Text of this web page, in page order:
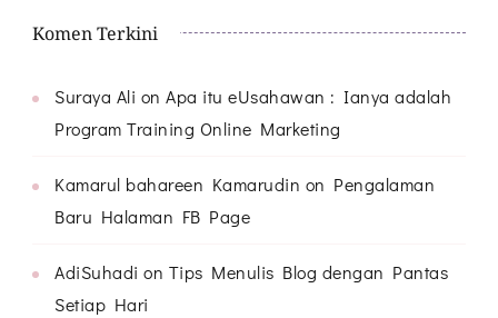
Komen Terkini
Suraya Ali on Apa itu eUsahawan : Ianya adalah
Program Training Online Marketing
Kamarul bahareen Kamarudin on Pengalaman
Baru Halaman FB Page
AdiSuhadi on Tips Menulis Blog dengan Pantas
Setiap Hari